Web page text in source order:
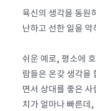
육신의 생각을 동원
난하고 선한 일을
쉬운 예로, 평소에
람들은 온갖 생각을
면서 상대를 좋은
치가 얼마나 빠른데